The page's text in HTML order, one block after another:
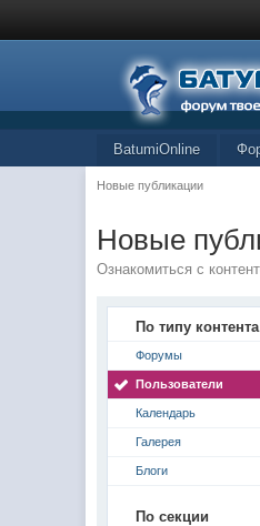
BatumiOnline
Новые публикации
Новые
Ознакомиться с
По типу контента
Форумы
Пользователи
Календарь
Галерея
Блоги
По секции